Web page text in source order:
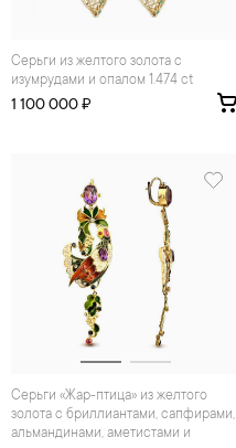
Серьги из желтого золота с
изумрудами и опалом 1.474 ct
1 100 000 ₽
Серьги «Жар-птица» из желтого
золота с бриллиантами, сапфирами,
альмандинами, аметистами и